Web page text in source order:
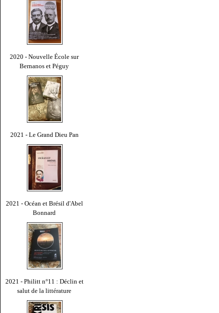
2020 - Nouvelle École sur
Bernanos et Péguy
2021 - Le Grand Dieu Pan
2021 - Océan et Brésil d'Abel
Bonnard
2021 - Philitt n°11 : Déclin et
salut de la littérature